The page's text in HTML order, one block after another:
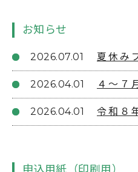
お知らせ
2026.07.01 夏休み
2026.04.01 ４〜７
2026.04.01 令和８